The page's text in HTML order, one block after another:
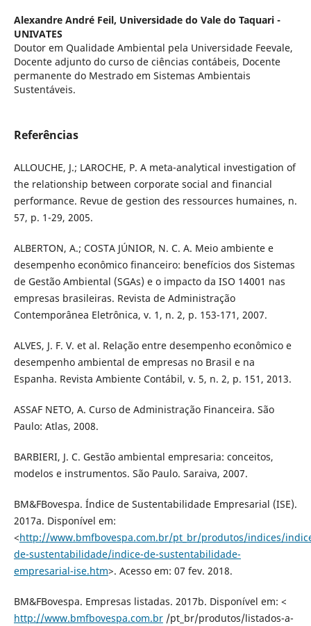
Alexandre André Feil, Universidade do Vale do Taquari -
UNIVATES
Doutor em Qualidade Ambiental pela Universidade Feevale,
Docente adjunto do curso de ciências contábeis, Docente
permanente do Mestrado em Sistemas Ambientais
Sustentáveis.
Referências
ALLOUCHE, J.; LAROCHE, P. A meta-analytical investigation of
the relationship between corporate social and financial
performance. Revue de gestion des ressources humaines, n.
57, p. 1-29, 2005.
ALBERTON, A.; COSTA JÚNIOR, N. C. A. Meio ambiente e
desempenho econômico financeiro: benefícios dos Sistemas
de Gestão Ambiental (SGAs) e o impacto da ISO 14001 nas
empresas brasileiras. Revista de Administração
Contemporânea Eletrônica, v. 1, n. 2, p. 153-171, 2007.
ALVES, J. F. V. et al. Relação entre desempenho econômico e
desempenho ambiental de empresas no Brasil e na
Espanha. Revista Ambiente Contábil, v. 5, n. 2, p. 151, 2013.
ASSAF NETO, A. Curso de Administração Financeira. São
Paulo: Atlas, 2008.
BARBIERI, J. C. Gestão ambiental empresaria: conceitos,
modelos e instrumentos. São Paulo. Saraiva, 2007.
BM&FBovespa. Índice de Sustentabilidade Empresarial (ISE).
2017a. Disponível em:
<http://www.bmfbovespa.com.br/pt_br/produtos/indices/
de-sustentabilidade/indice-de-sustentabilidade-
empresarial-ise.htm>. Acesso em: 07 fev. 2018.
BM&FBovespa. Empresas listadas. 2017b. Disponível em: <
http://www.bmfbovespa.com.br/pt_br/produtos/listados-a-